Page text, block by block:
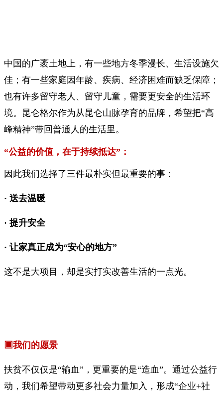
中国的广袤土地上，有一些地方冬季漫长、生活设施欠
佳；有一些家庭因年龄、疾病、经济困难而缺乏保障；
也有许多留守老人、留守儿童，需要更安全的生活环
境。昆仑格尔作为从昆仑山脉孕育的品牌，希望把“高
峰精神”带回普通人的生活里。
“公益的价值，在于持续抵达”：
因此我们选择了三件最朴实但最重要的事：
· 送去温暖
· 提升安全
· 让家真正成为“安心的地方”
这不是大项目，却是实打实改善生活的一点光。
▣我们的愿景
扶贫不仅仅是“输血”，更重要的是“造血”。通过公益行
动，我们希望带动更多社会力量加入，形成“企业+社